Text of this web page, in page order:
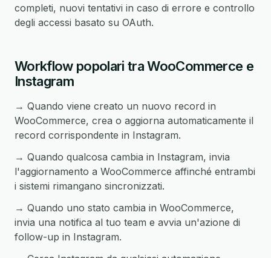
completi, nuovi tentativi in caso di errore e controllo
degli accessi basato su OAuth.
Workflow popolari tra WooCommerce e
Instagram
→ Quando viene creato un nuovo record in
WooCommerce, crea o aggiorna automaticamente il
record corrispondente in Instagram.
→ Quando qualcosa cambia in Instagram, invia
l'aggiornamento a WooCommerce affinché entrambi
i sistemi rimangano sincronizzati.
→ Quando uno stato cambia in WooCommerce,
invia una notifica al tuo team e avvia un'azione di
follow-up in Instagram.